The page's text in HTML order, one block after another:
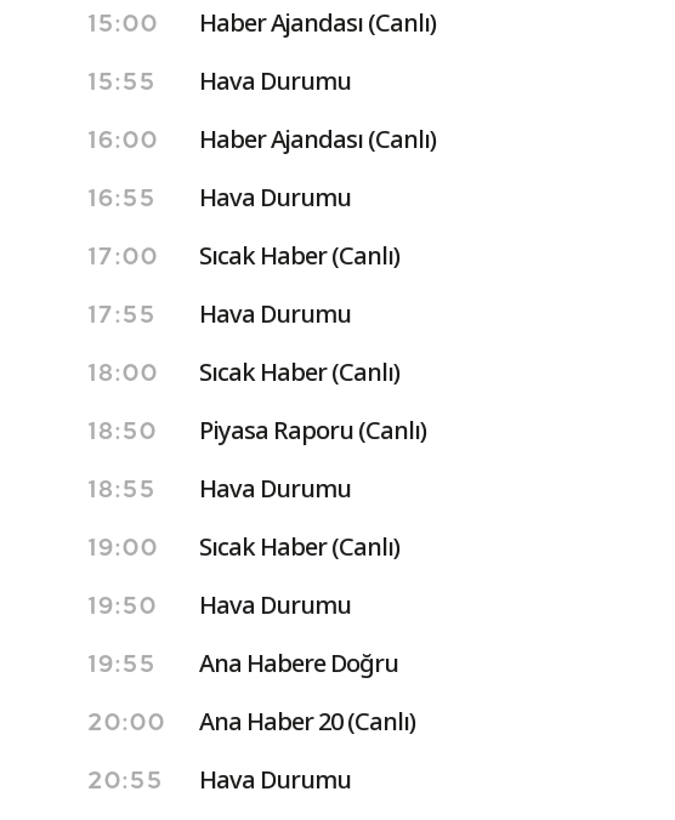
15:00 Haber Ajandası (Canlı)
15:55 Hava Durumu
16:00 Haber Ajandası (Canlı)
16:55 Hava Durumu
17:00 Sıcak Haber (Canlı)
17:55 Hava Durumu
18:00 Sıcak Haber (Canlı)
18:50 Piyasa Raporu (Canlı)
18:55 Hava Durumu
19:00 Sıcak Haber (Canlı)
19:50 Hava Durumu
19:55 Ana Habere Doğru
20:00 Ana Haber 20 (Canlı)
20:55 Hava Durumu